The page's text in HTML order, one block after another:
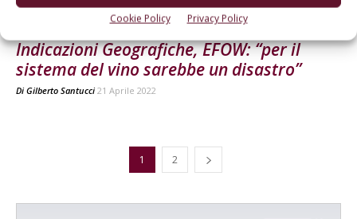
Cookie Policy Privacy Policy
Indicazioni Geografiche, EFOW: “per il
sistema del vino sarebbe un disastro”
Di Gilberto Santucci 21 Aprile 2022
1 2